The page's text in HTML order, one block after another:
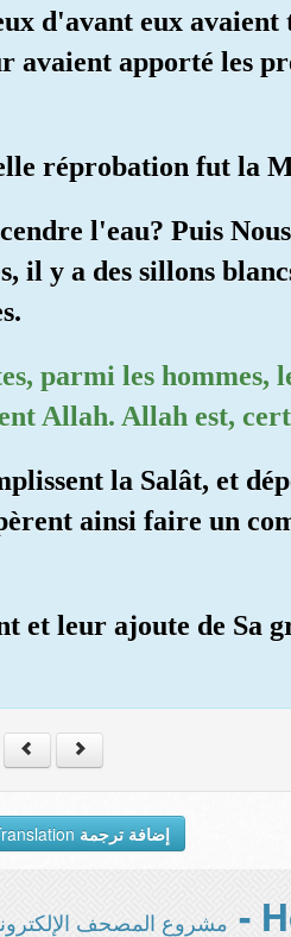
d'avant eux avaient
avaient apporté les
réprobation fut la
l'eau? Puis
il y a des sillons
parmi les hommes,
Allah. Allah est,
la Salât, et
ainsi faire un
et leur ajoute de Sa
إضافة ترجمة
مشروع المصحف